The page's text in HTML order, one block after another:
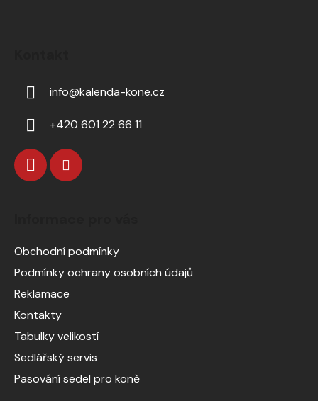
info@kalenda-kone.cz
+420 601 22 66 11
Obchodní podmínky
Podmínky ochrany osobních údajů
Reklamace
Kontakty
Tabulky velikostí
Sedlářský servis
Pasování sedel pro koně